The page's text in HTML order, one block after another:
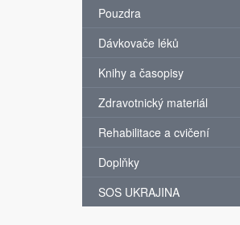
Pouzdra
Dávkovače léků
Knihy a časopisy
Zdravotnický materiál
Rehabilitace a cvičení
Doplňky
SOS UKRAJINA